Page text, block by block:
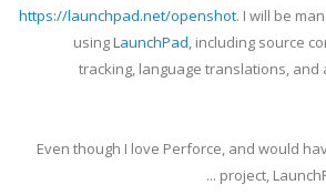
https://launchpad.net/openshot. I will be
usingLaunchPad, including source
tracking, language translations,
Even though I love Perforce, and would
project,